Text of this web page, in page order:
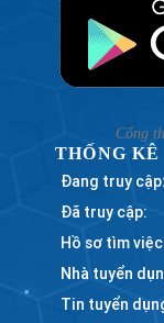
Cổng
THỐNG KÊ
Đang truy cập:
Đã truy cập:
Hồ sơ tìm
Nhà tuyển
Tin tuyển